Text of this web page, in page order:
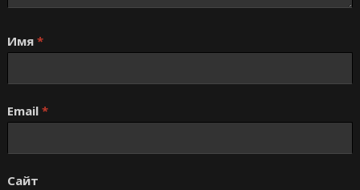
Имя *
Email *
Сайт